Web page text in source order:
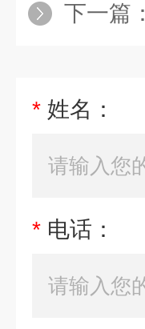
下一篇：
* 姓名：
* 电话：